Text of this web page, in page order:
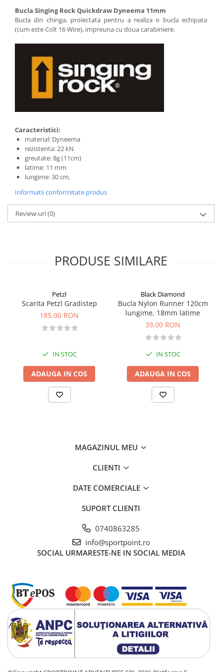
Bucla Singing Rock Quickdraw Dyneema 11mm
Bucla din chinga, proiectata pentru a realiza o bucla echipata
(cum este Colt 16 Wire), impreuna cu doua carabiniere.
Caracteristici:
material: Dyneema
rezistenta: 22 kN
greutate: 8g (11cm)
latime: 11 mm
lungime: 30 cm.
Informatii conformitate produs
Review-uri(0)
PRODUSE SIMILARE
Petzl
Scarita Petzl Gradistep
185,00 RON
IN STOC
ADAUGA IN COS
Black Diamond
Bucla Nylon Runner 120cm
lungime, 18mm latime
39,00 RON
IN STOC
ADAUGA IN COS
MAGAZINUL MEU
CLIENTI
DATE COMERCIALE
SUPORT CLIENTI
0740863285
info@sportpoint.ro
SOCIAL URMARESTE-NE IN SOCIAL MEDIA